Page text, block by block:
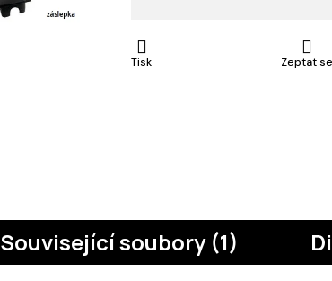
Tisk Zeptat se
Související soubory (1)